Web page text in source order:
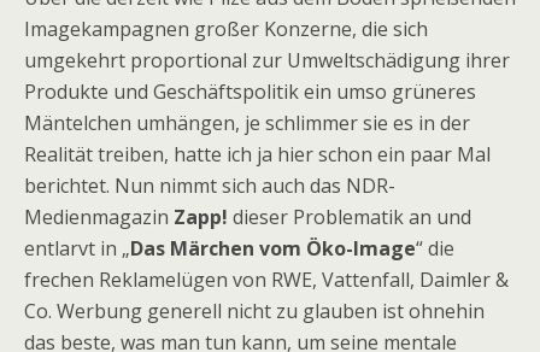
Imagekampagnen großer Konzerne, die sich
umgekehrt proportional zur Umweltschädigung ihrer
Produkte und Geschäftspolitik ein umso grüneres
Mäntelchen umhängen, je schlimmer sie es in der
Realität treiben, hatte ich ja hier schon ein paar Mal
berichtet. Nun nimmt sich auch das NDR-
Medienmagazin Zapp! dieser Problematik an und
entlarvt in „Das Märchen vom Öko-Image“ die
frechen Reklamelügen von RWE, Vattenfall, Daimler &
Co. Werbung generell nicht zu glauben ist ohnehin
das beste, was man tun kann, um seine mentale